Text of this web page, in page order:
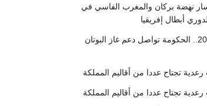
نهضة بركان والمغرب الفاسي في
لدوري أبطال إفريقيا
مشروع مالية 2027.. الحكومة تواصل دعم غاز البوتان
تجتاح عددا من أقاليم المملكة
تجتاح عددا من أقاليم المملكة